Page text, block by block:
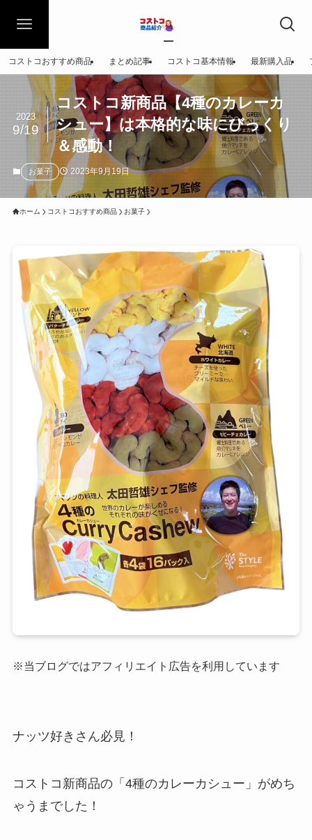
コストコおすすめ商品 まとめ記事 コストコ基本情報 最新購入品
コストコ新商品【4種のカレーカ
シュー】は本格的な味にびっくり
＆感動！
2023
9/19
お菓子 2023年9月19日
ホーム コストコおすすめ商品 お菓子
※当ブログではアフィリエイト広告を利用しています
ナッツ好きさん必見！
コストコ新商品の「4種のカレーカシュー」がめち
ゃうまでした！